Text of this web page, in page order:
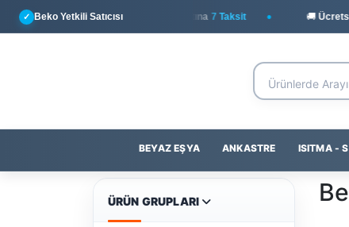
✓ Beko Yetkili Satıcısı
💳 Yapı Kredi ile Peşin Fiyatına 7 Taksit 🚚
BEYAZ EŞYA ANKASTRE ISITMA -
ÜRÜN GRUPLARI